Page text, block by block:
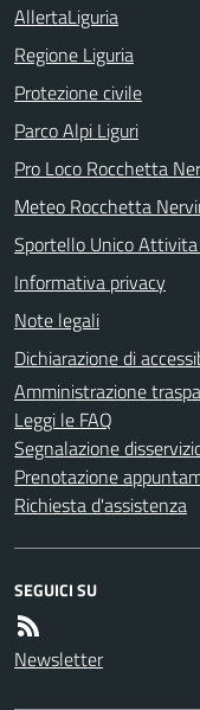
AllertaLiguria
Regione Liguria
Protezione civile
Parco Alpi Liguri
Pro Loco Rocchetta
Meteo Rocchetta
Sportello Unico Attivita
Informativa privacy
Note legali
Dichiarazione di
Amministrazione
Leggi le FAQ
Segnalazione
Prenotazione
Richiesta d'assistenza
SEGUICI SU
Newsletter